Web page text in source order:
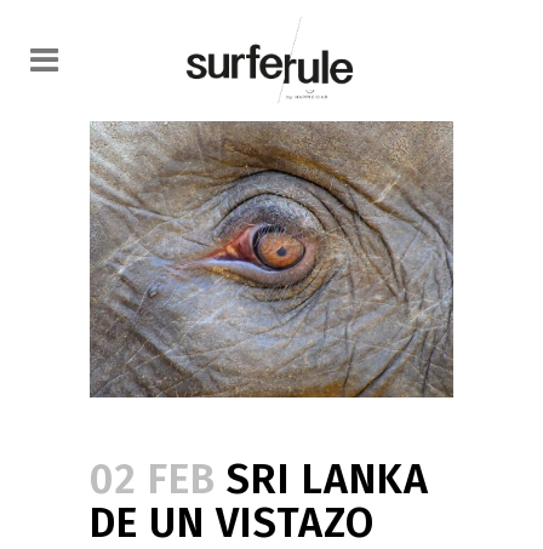
02 FEB SRI LANKA
DE UN VISTAZO